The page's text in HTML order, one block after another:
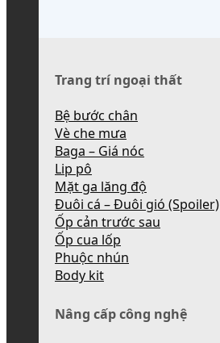
Trang trí ngoại thất
Bệ bước chân
Vè che mưa
Baga – Giá nóc
Lip pô
Mặt ga lăng độ
Đuôi cá – Đuôi gió (Spoiler)
Ốp cản trước sau
Ốp cua lốp
Phuộc nhún
Body kit
Nâng cấp công nghệ